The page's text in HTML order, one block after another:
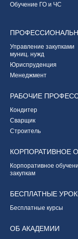
Обучение ГО и ЧС
Управление закупками
муниц. нужд
Юриспруденция
Менеджмент
РАБОЧИЕ
Кондитер
Сварщик
Строитель
КОРПОРАТИВНОЕ
Корпоративное
закупкам
БЕСПЛАТНЫЕ
Бесплатные курсы
ОБ АКАДЕМИИ